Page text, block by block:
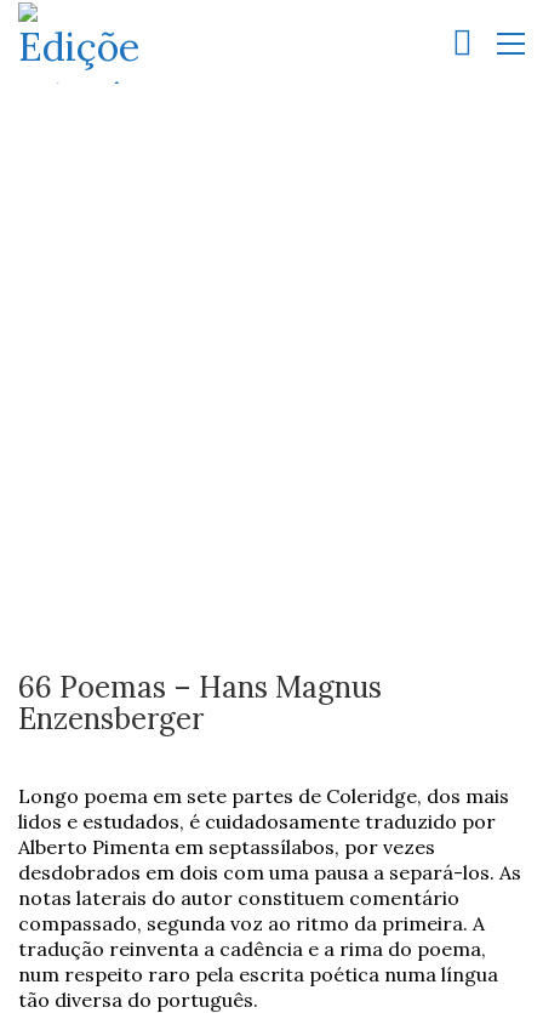
66 Poemas – Hans Magnus
Enzensberger
Longo poema em sete partes de Coleridge, dos mais
lidos e estudados, é cuidadosamente traduzido por
Alberto Pimenta em septassílabos, por vezes
desdobrados em dois com uma pausa a separá-los. As
notas laterais do autor constituem comentário
compassado, segunda voz ao ritmo da primeira. A
tradução reinventa a cadência e a rima do poema,
num respeito raro pela escrita poética numa língua
tão diversa do português.